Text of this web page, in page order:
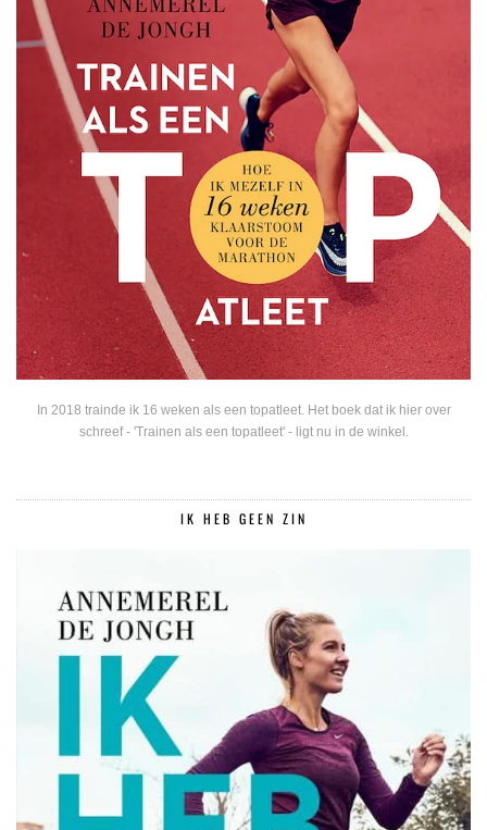
In 2018 trainde ik 16 weken als een topatleet. Het boek dat ik hier over
schreef - 'Trainen als een topatleet' - ligt nu in de winkel.
IK HEB GEEN ZIN